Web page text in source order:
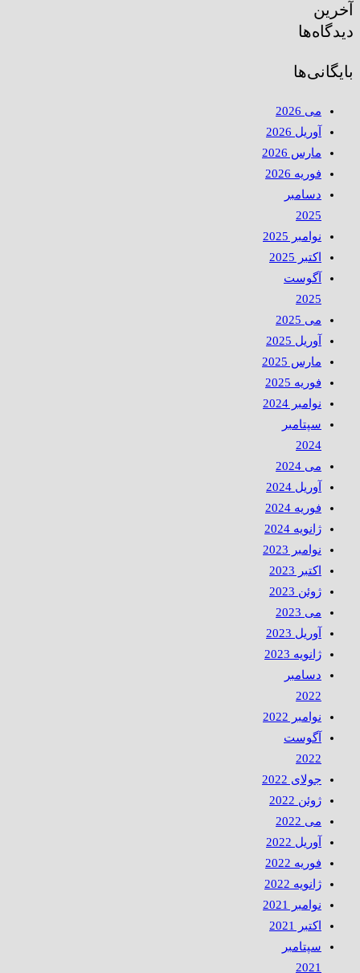
آخرین
دیدگاه‌ها
بایگانی‌ها
می 2026
آوریل 2026
مارس 2026
فوریه 2026
دسامبر
2025
نوامبر 2025
اکتبر 2025
آگوست
2025
می 2025
آوریل 2025
مارس 2025
فوریه 2025
نوامبر 2024
سپتامبر
2024
می 2024
آوریل 2024
فوریه 2024
ژانویه 2024
نوامبر 2023
اکتبر 2023
ژوئن 2023
می 2023
آوریل 2023
ژانویه 2023
دسامبر
2022
نوامبر 2022
آگوست
2022
جولای 2022
ژوئن 2022
می 2022
آوریل 2022
فوریه 2022
ژانویه 2022
نوامبر 2021
اکتبر 2021
سپتامبر
2021